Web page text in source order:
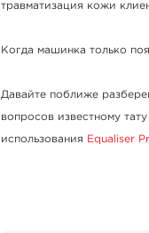
травматизация кожи
Когда машинка только
Давайте поближе
вопросов известному
использования Equaliser